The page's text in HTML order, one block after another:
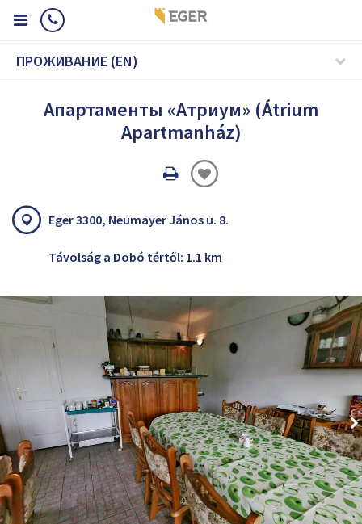
ПРОЖИВАНИЕ (EN)
Апартаменты «Атриум» (Átrium
Apartmanház)
Oldal
Eger 3300, Neumayer János u. 8.
Távolság a Dobó tértől: 1.1 km